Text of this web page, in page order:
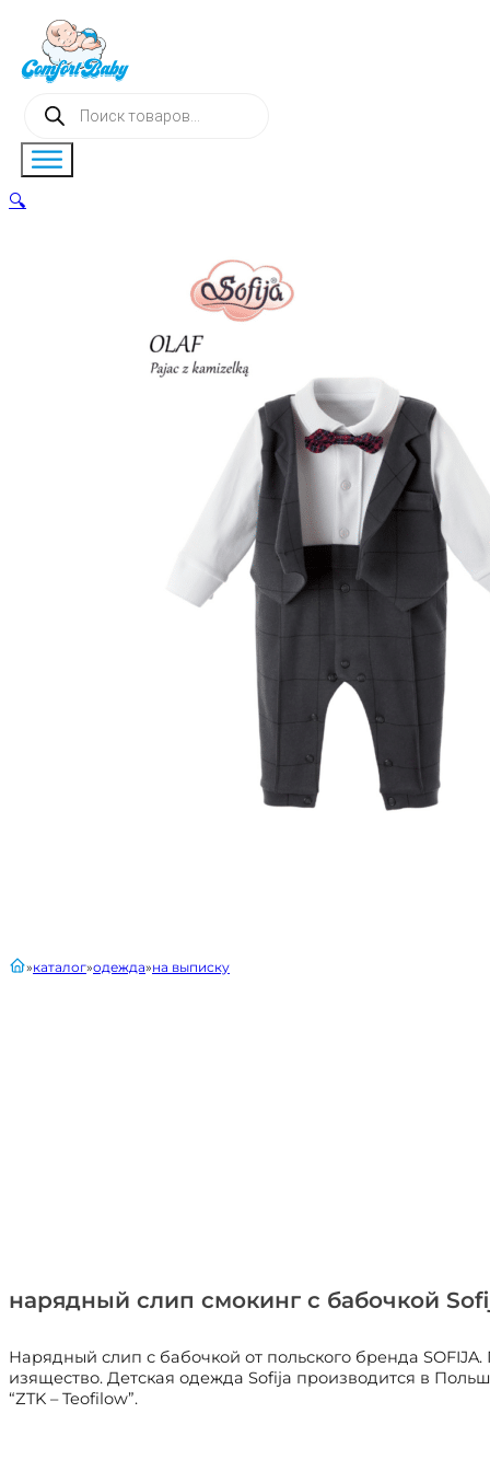
Поиск
товаров
нарядный слип смокинг с бабочкой
Нарядный слип с бабочкой от польского бренда
изящество. Детская одежда Sofija производится в
“ZTK – Teofilow”.
главнаякаталог одежда на выписку
🔍